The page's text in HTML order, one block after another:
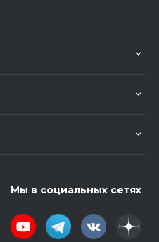
Мы в социальных сетях